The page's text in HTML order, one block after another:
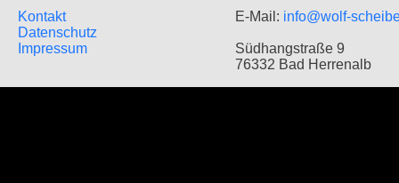
Kontakt
Datenschutz
Impressum
E-Mail: info@wolf-
Südhangstraße 9
76332 Bad Herrenalb